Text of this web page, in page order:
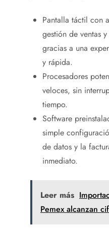
Pantalla táctil con
gestión de ventas
gracias a una
y rápida.
Procesadores
veloces, sin
tiempo.
Software
simple
de datos y la
inmediato.
Leer más
Pemex alcanzan